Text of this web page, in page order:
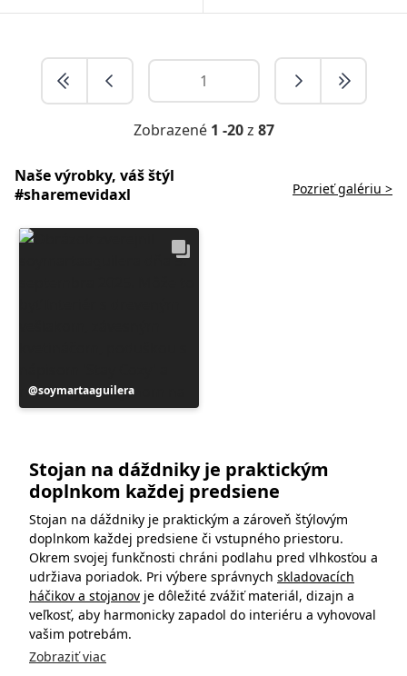
Zobrazené 1 -20z 87
Naše výrobky, váš štýl
#sharemevidaxl
Pozrieť galériu >
Príspevok
zverejnil
soymartaaguilera
Stojan na dáždniky je praktickým
doplnkom každej predsiene
Stojan na dáždniky je praktickým a zároveň štýlovým
doplnkom každej predsiene či vstupného priestoru.
Okrem svojej funkčnosti chráni podlahu pred vlhkosťou a
udržiava poriadok. Pri výbere správnych skladovacích
háčikov a stojanov je dôležité zvážiť materiál, dizajn a
veľkosť, aby harmonicky zapadol do interiéru a vyhovoval
vašim potrebám.
Zobraziť viac